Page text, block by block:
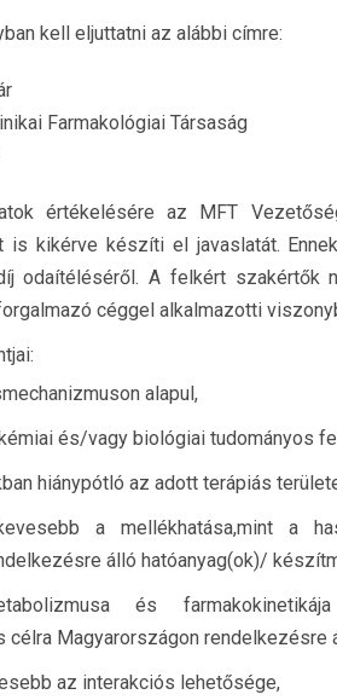
kell eljuttatni az alábbi címre:
Farmakológiai Társaság
értékelésére az MFT
is kikérve készíti el javaslatát.
odaítéléséről. A felkért szakértők
céggel alkalmazotti
alapul,
és/vagy biológiai tudományos
hiánypótló az adott terápiás
a mellékhatása,mint a
álló hatóanyag(ok)/
és
Magyarországon rendelkezésre
az interakciós lehetősége,